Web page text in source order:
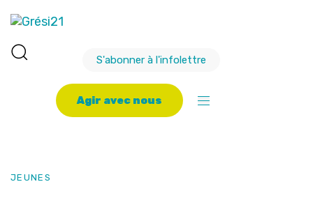
S'abonner à l'infolettre
Agir avec nous
JEUNES